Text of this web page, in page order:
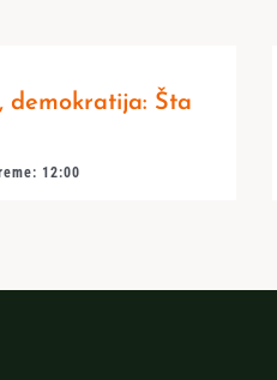
demokratija: Šta
12:00